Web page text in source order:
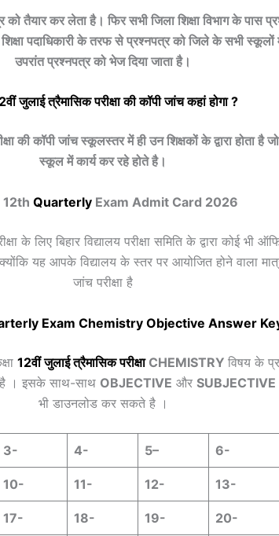
को तैयार कर लेता है। फिर सभी जिला शिक्षा विभाग के पास
पदाधिकारी के तरफ से प्रश्नपत्र को जिले के सभी स्कूलों
उपरांत प्रश्नपत्र को भेज दिया जाता है।
जुलाई त्रैमासिकपरीक्षा की कॉपी जांच कहां होगा ?
की कॉपी जांच स्कूलस्तर में ही उन शिक्षकों के द्वारा होता है
स्कूल में कार्य कर रहे होते है।
12th QuarterlyExam Admit Card 2026
के लिए बिहार विद्यालय परीक्षा समिति के द्वारा कोई भी
क्योंकि यह आपके विद्यालय के स्तर पर आयोजित होने वाला
जांच परीक्षा है
Exam Chemistry Objective Answer
12वींजुलाई त्रैमासिकपरीक्षाCHEMISTRY विषय के
। इसके साथ-साथ OBJECTIVE और SUBJECTIVE
भी डाउनलोड कर सकते है ।
3- 4- 5– 6-
10- 11- 12- 13-
17- 18- 19- 20-